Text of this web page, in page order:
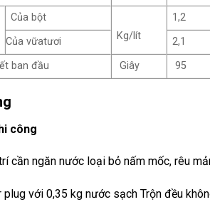
Của bột
Kg/lít
1,2
Của vữatươi
2,1
ban đầu Giây 95
công
cần ngăn nước loại bỏ nấm mốc, rêu
plug với 0,35 kg nước sạch Trộn đều